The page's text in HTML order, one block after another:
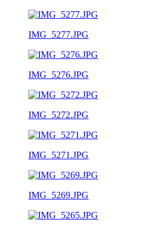
IMG_5277.JPG
IMG_5276.JPG
IMG_5272.JPG
IMG_5271.JPG
IMG_5269.JPG